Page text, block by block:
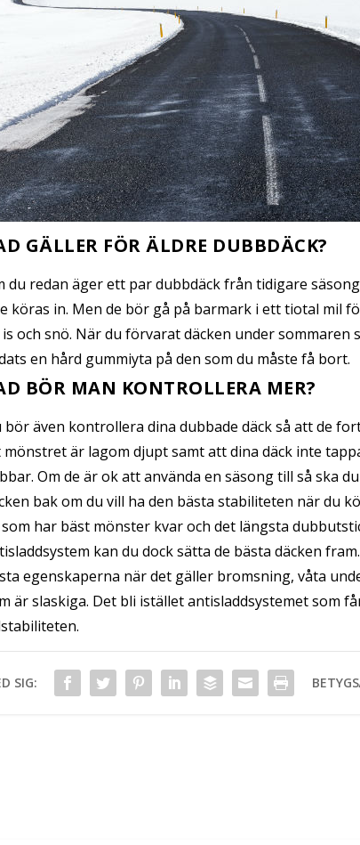
GÄLLER FÖR ÄLDRE DUBBDÄCK?
du redan äger ett par dubbdäck från tidigare
köras in. Men de bör gå på barmark i ett tiotal mil
is och snö. När du förvarat däcken under sommaren
en hård gummiyta på den som du måste få bort.
BÖR MAN KONTROLLERA MER?
bör även kontrollera dina dubbade däck så att de
är lagom djupt samt att dina däck inte
Om de är ok att använda en säsong till så ska
bak om du vill ha den bästa stabiliteten när du
har bäst mönster kvar och det längsta
kan du dock sätta de bästa däcken
egenskaperna när det gäller bromsning, våta
är slaskiga. Det bli istället antisladdsystemet som
SIG: